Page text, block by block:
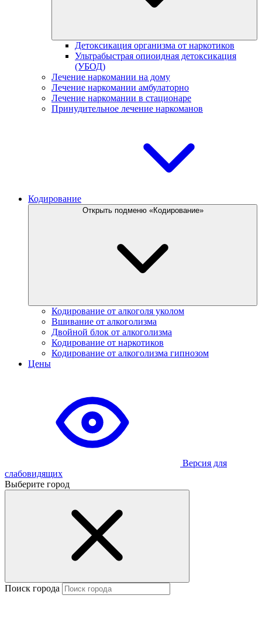
Детоксикация организма от наркотиков
Ультрабыстрая опиоидная детоксикация
(УБОД)
Лечение наркомании на дому
Лечение наркомании амбулаторно
Лечение наркомании в стационаре
Принудительное лечение наркоманов
Кодирование
Открыть подменю «Кодирование»
Кодирование от алкоголя уколом
Вшивание от алкоголизма
Двойной блок от алкоголизма
Кодирование от наркотиков
Кодирование от алкоголизма гипнозом
Цены
Версия для
слабовидящих
Выберите город
Поиск города